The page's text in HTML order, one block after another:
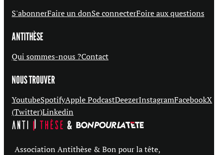
S'abonnerFaire un donSe connecterFoire aux questions
ANTITHÈSE
Qui sommes-nous ?Contact
NOUS TROUVER
YoutubeSpotifyApple PodcastDeezerInstagramFacebookX
(Twitter)Linkedin
Association Antithèse & Bon pour la tête,